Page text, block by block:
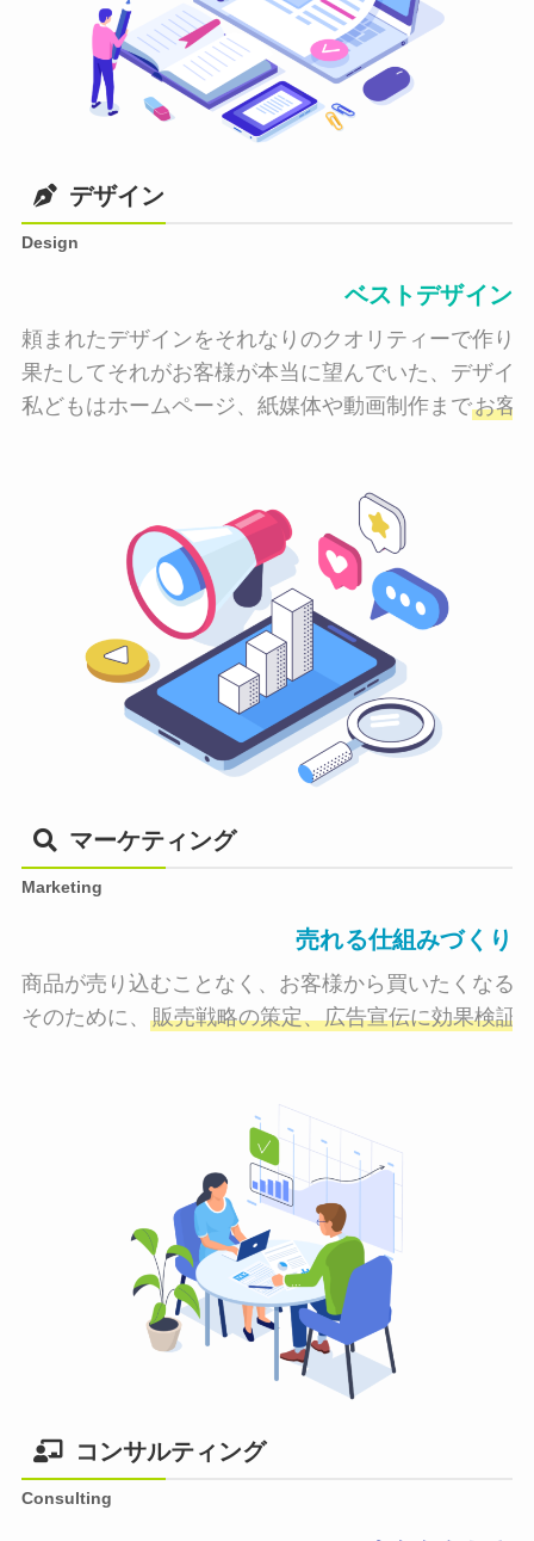
デザイン
Design
ベストデザイン
頼まれたデザインをそれなりのクオリティーで作り
果たしてそれがお客様が本当に望んでいた、デザイ
私どもはホームページ、紙媒体や動画制作までお客
マーケティング
Marketing
売れる仕組みづくり
商品が売り込むことなく、お客様から買いたくなる
そのために、 販売戦略の策定、広告宣伝に効果検証
コンサルティング
Consulting